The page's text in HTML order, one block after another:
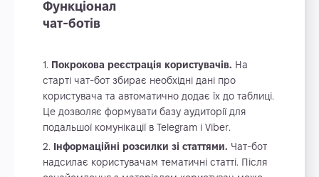
Функціонал
чат-ботів
Покрокова реєстрація користувачів. На
старті чат-бот збирає необхідні дані про
користувача та автоматично додає їх до таблиці.
Це дозволяє формувати базу аудиторії для
подальшої комунікації в Telegram i Viber.
Інформаційні розсилки зі статтями. Чат-бот
надсилає користувачам тематичні статті. Після